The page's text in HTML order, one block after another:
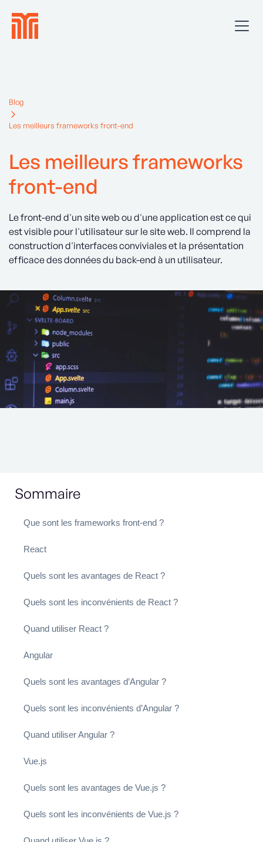
Blog
Les meilleurs frameworks front-end
Les meilleurs frameworks
front-end
Le front-end d'un site web ou d'une application est ce qui
est visible pour l'utilisateur sur le site web. Il comprend la
construction d'interfaces conviviales et la présentation
efficace des données du back-end à un utilisateur.
Sommaire
Que sont les frameworks front-end ?
React
Quels sont les avantages de React ?
Quels sont les inconvénients de React ?
Quand utiliser React ?
Angular
Quels sont les avantages d’Angular ?
Quels sont les inconvénients d’Angular ?
Quand utiliser Angular ?
Vue.js
Quels sont les avantages de Vue.js ?
Quels sont les inconvénients de Vue.js ?